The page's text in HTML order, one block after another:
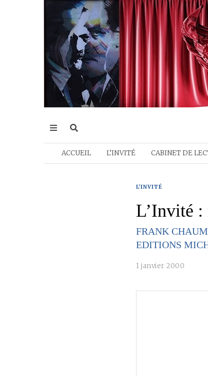
ACCUEIL L’INVITÉ CABINET DE
L'INVITÉ
L’Invité
FRANK
EDITIONS
1 janvier 2000